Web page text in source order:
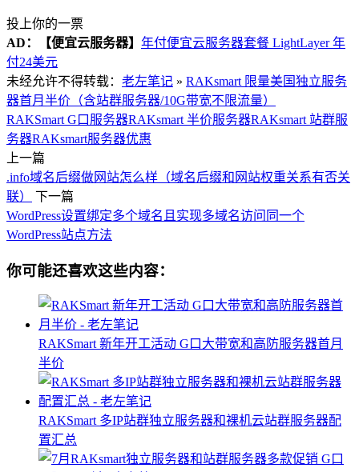
投上你的一票
AD：
【便宜云服务器】 年付便宜云服务器套餐 LightLayer 年
付24美元
未经允许不得转载： 老左笔记 » RAKsmart 限量美国独立服务
器首月半价（含站群服务器/10G带宽不限流量）
RAKSmart G口服务器RAKsmart 半价服务器RAKsmart 站群服
务器RAKsmart服务器优惠
上一篇
.info域名后缀做网站怎么样（域名后缀和网站权重关系有否关
联）
下一篇
WordPress设置绑定多个域名且实现多域名访问同一个
WordPress站点方法
你可能还喜欢这些内容：
RAKSmart 新年开工活动 G口大带宽和高防服务器首月
半价
RAKSmart 多IP站群独立服务器和裸机云站群服务器配
置汇总